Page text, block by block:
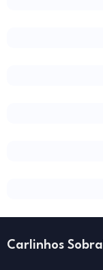
Carlinhos Sobral